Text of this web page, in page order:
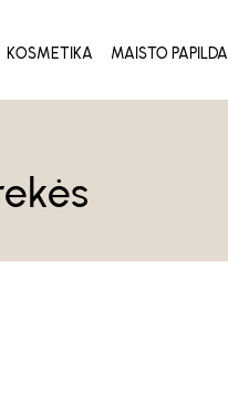
KOSMETIKA MAISTO PAPILDAI